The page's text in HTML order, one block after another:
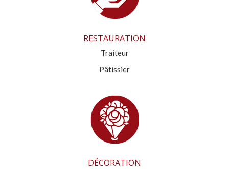
RESTAURATION
Traiteur
Pâtissier
DÉCORATION